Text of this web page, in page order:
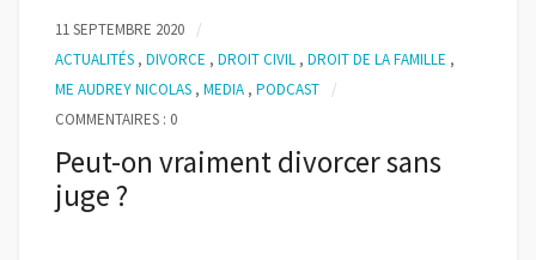
11 SEPTEMBRE 2020
ACTUALITÉS , DIVORCE , DROIT CIVIL , DROIT DE LA FAMILLE ,
ME AUDREY NICOLAS , MEDIA , PODCAST
COMMENTAIRES : 0
Peut-on vraiment divorcer sans
juge ?